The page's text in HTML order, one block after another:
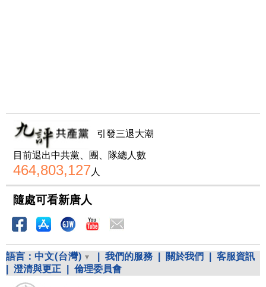
引發三退大潮
目前退出中共黨、團、隊總人數
464,803,127人
隨處可看新唐人
語言： 中文(台灣) 我們的服務 關於我們
客服資訊
澄清與更正 倫理委員會